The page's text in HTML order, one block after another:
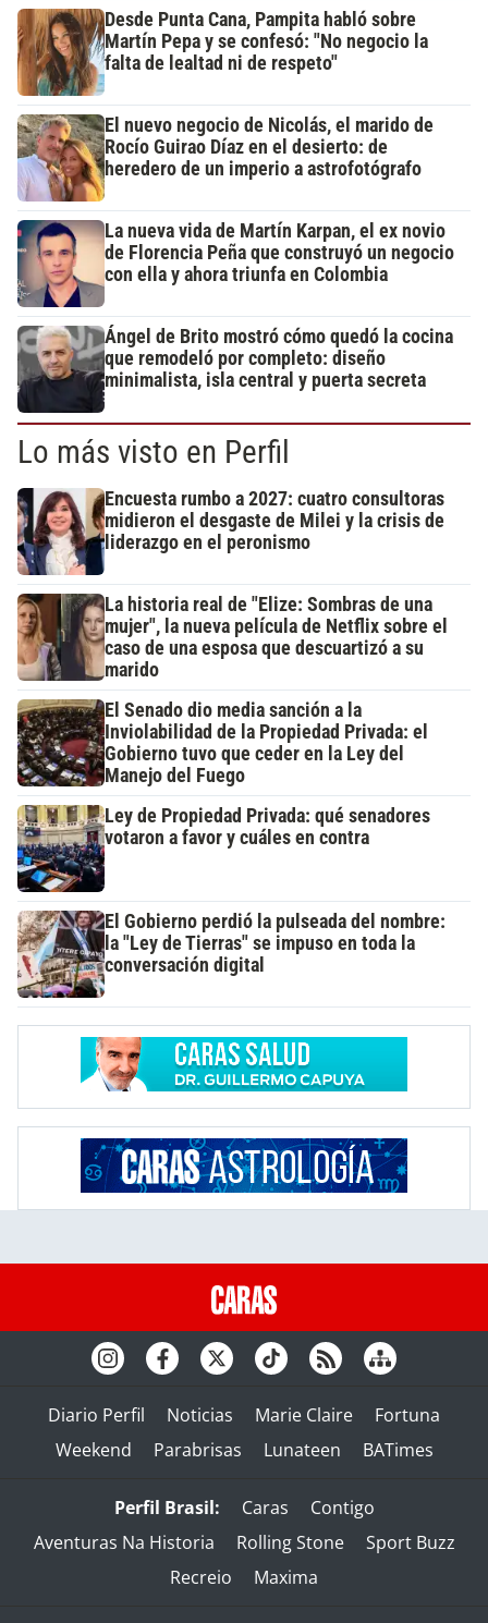
Desde Punta Cana, Pampita habló sobre
Martín Pepa y se confesó: "No negocio la
falta de lealtad ni de respeto"
El nuevo negocio de Nicolás, el marido de
Rocío Guirao Díaz en el desierto: de
heredero de un imperio a astrofotógrafo
La nueva vida de Martín Karpan, el ex novio
de Florencia Peña que construyó un negocio
con ella y ahora triunfa en Colombia
Ángel de Brito mostró cómo quedó la cocina
que remodeló por completo: diseño
minimalista, isla central y puerta secreta
Lo más visto en Perfil
Encuesta rumbo a 2027: cuatro consultoras
midieron el desgaste de Milei y la crisis de
liderazgo en el peronismo
La historia real de "Elize: Sombras de una
mujer", la nueva película de Netflix sobre el
caso de una esposa que descuartizó a su
marido
El Senado dio media sanción a la
Inviolabilidad de la Propiedad Privada: el
Gobierno tuvo que ceder en la Ley del
Manejo del Fuego
Ley de Propiedad Privada: qué senadores
votaron a favor y cuáles en contra
El Gobierno perdió la pulseada del nombre:
la "Ley de Tierras" se impuso en toda la
conversación digital
Diario Perfil Noticias Marie Claire
Fortuna
Weekend
Parabrisas Lunateen BATimes
Perfil Brasil: Caras
Contigo
Aventuras Na Historia
Rolling Stone
Sport Buzz
Recreio
Maxima